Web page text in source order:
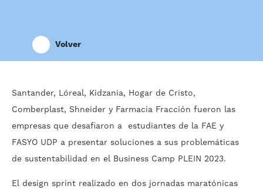
Volver
Santander, Lóreal, Kidzania, Hogar de Cristo,
Comberplast, Shneider y Farmacia Fracción fueron las
empresas que desafiaron a estudiantes de la FAE y
FASYO UDP a presentar soluciones a sus problemáticas
de sustentabilidad en el Business Camp PLEIN 2023.
El design sprint realizado en dos jornadas maratónicas